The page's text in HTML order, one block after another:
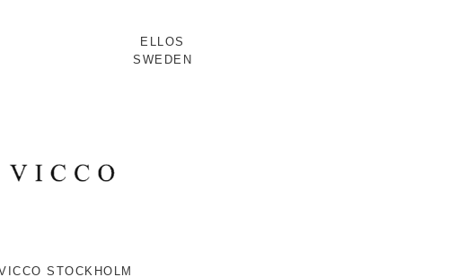
ELLOS
SWEDEN
STOCKHOLM